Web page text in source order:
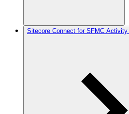
Sitecore Connect for SFMC